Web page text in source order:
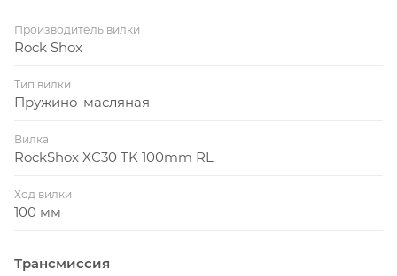
Производитель вилки
Rock Shox
Тип вилки
Пружино-масляная
Вилка
RockShox XC30 TK 100mm RL
Ход вилки
100 мм
Трансмиссия